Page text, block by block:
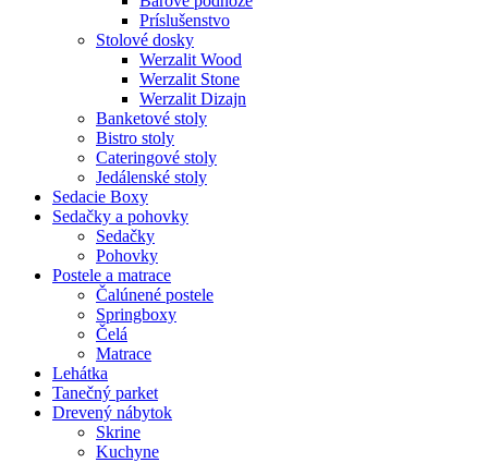
Príslušenstvo
Stolové dosky
Werzalit Wood
Werzalit Stone
Werzalit Dizajn
Banketové stoly
Bistro stoly
Cateringové stoly
Jedálenské stoly
Sedacie Boxy
Sedačky a pohovky
Sedačky
Pohovky
Postele a matrace
Čalúnené postele
Springboxy
Čelá
Matrace
Lehátka
Tanečný parket
Drevený nábytok
Skrine
Kuchyne